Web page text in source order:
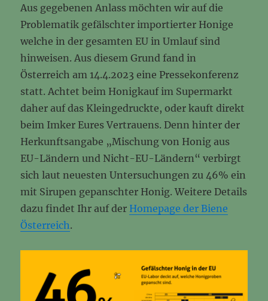
Aus gegebenen Anlass möchten wir auf die
Problematik gefälschter importierter Honige
welche in der gesamten EU in Umlauf sind
hinweisen. Aus diesem Grund fand in
Österreich am 14.4.2023 eine Pressekonferenz
statt. Achtet beim Honigkauf im Supermarkt
daher auf das Kleingedruckte, oder kauft direkt
beim Imker Eures Vertrauens. Denn hinter der
Herkunftsangabe „Mischung von Honig aus
EU-Ländern und Nicht-EU-Ländern“ verbirgt
sich laut neuesten Untersuchungen zu 46% ein
mit Sirupen gepanschter Honig. Weitere Details
dazu findet Ihr auf der Homepage der Biene
Österreich.